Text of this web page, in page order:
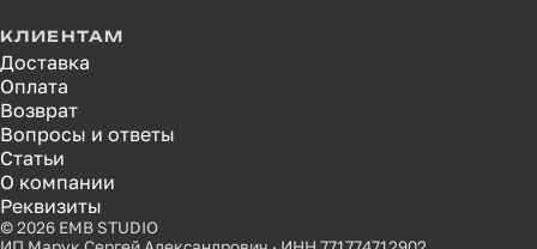
КЛИЕНТАМ
Доставка
Оплата
Возврат
Вопросы и ответы
Статьи
О компании
Реквизиты
© 2026 EMB STUDIO